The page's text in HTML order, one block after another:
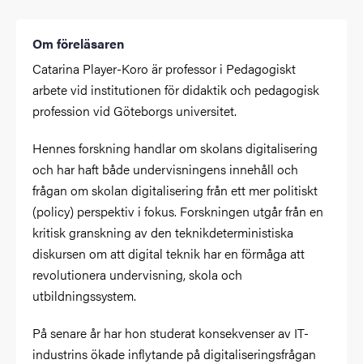
Om föreläsaren
Catarina Player-Koro är professor i Pedagogiskt
arbete vid institutionen för didaktik och pedagogisk
profession vid Göteborgs universitet.
Hennes forskning handlar om skolans digitalisering
och har haft både undervisningens innehåll och
frågan om skolan digitalisering från ett mer politiskt
(policy) perspektiv i fokus. Forskningen utgår från en
kritisk granskning av den teknikdeterministiska
diskursen om att digital teknik har en förmåga att
revolutionera undervisning, skola och
utbildningssystem.
På senare år har hon studerat konsekvenser av IT-
industrins ökade inflytande på digitaliseringsfrågan